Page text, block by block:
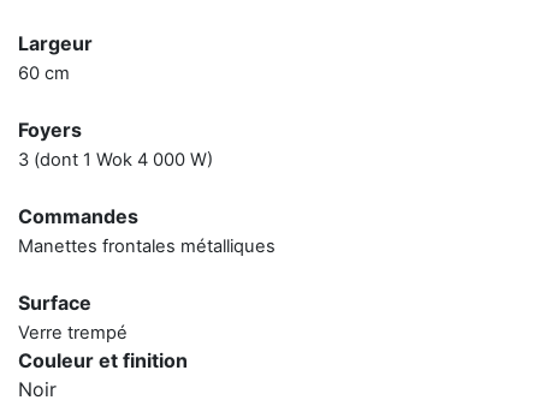
Largeur
60 cm
Foyers
3 (dont 1 Wok 4 000 W)
Commandes
Manettes frontales métalliques
Surface
Verre trempé
Couleur et finition
Noir